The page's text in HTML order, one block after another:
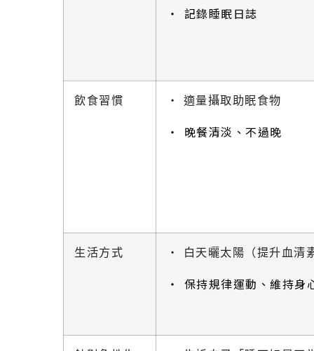
‧ 記錄睡眠日誌
飲食習慣 ‧ 適量攝取助眠食物
‧ 晚餐清淡、不過晚
生活方式 ‧ 白天曬太陽（提升血清
‧ 保持規律運動、維持身